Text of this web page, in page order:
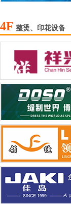
4F 整烫、印花设备